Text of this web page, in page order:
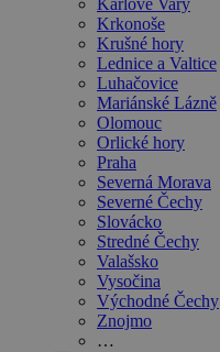
Karlove Vary
Krkonoše
Krušné hory
Lednice a Valtice
Luhačovice
Mariánské Lázně
Olomouc
Orlické hory
Praha
Severná Morava
Severné Čechy
Slovácko
Stredné Čechy
Valašsko
Vysočina
Východné Čechy
Znojmo
…